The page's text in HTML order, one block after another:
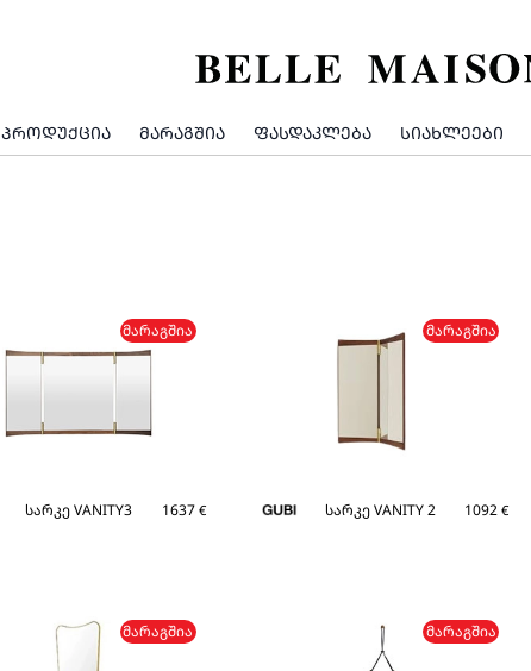
ᲞᲠᲝᲓᲣᲥᲪᲘᲐ ᲛᲐᲠᲐᲒᲨᲘᲐ ᲤᲐᲡᲓᲐᲙᲚᲔᲑᲐ ᲡᲘᲐᲮᲚᲔᲔᲑᲘ
ᲛᲐᲠᲐᲒᲨᲘᲐ
სარკე VANITY3 1637 €
ᲛᲐᲠᲐᲒᲨᲘᲐ
სარკე VANITY 2 1092€
ᲛᲐᲠᲐᲒᲨᲘᲐ ᲛᲐᲠᲐᲒᲨᲘᲐ